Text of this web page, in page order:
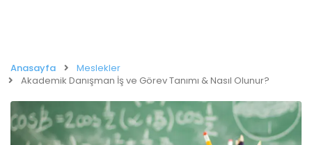
Anasayfa
Meslekler
Akademik Danışman İş ve Görev Tanımı & Nasıl Olunur?